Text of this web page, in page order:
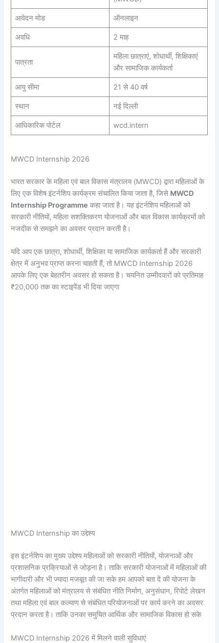
आवेदन मोड ऑनलाइन
अवधि 2 माह
पात्रता
महिला छात्राएं, शोधार्थी, शिक्षिकाएं
और सामाजिक कार्यकर्ता
आयु सीमा 21 से 40 वर्ष
स्थान नई दिल्ली
आधिकारिक पोर्टल wcd.intern
MWCD Internship 2026
भारत सरकार के महिला एवं बाल विकास मंत्रालय (MWCD) द्वारा महिलाओं के
लिए एक विशेष इंटर्नशिप कार्यक्रम संचालित किया जाता है, जिसे MWCD
Internship Programme कहा जाता है। यह इंटर्नशिप महिलाओं को
सरकारी नीतियों, महिला सशक्तिकरण योजनाओं और बाल विकास कार्यक्रमों को
नजदीक से समझने का अवसर प्रदान करती है।
यदि आप एक छात्रा, शोधार्थी, शिक्षिका या सामाजिक कार्यकर्ता हैं और सरकारी
क्षेत्र में अनुभव प्राप्त करना चाहती हैं, तो MWCD Internship 2026
आपके लिए एक बेहतरीन अवसर हो सकता है। चयनित उम्मीदवारों को प्रतिमाह
₹20,000 तक का स्टाइपेंड भी दिया जाएगा
MWCD Internship का उद्देश्य
इस इंटर्नशिप का मुख्य उद्देश्य महिलाओं को सरकारी नीतियों, योजनाओं और
प्रशासनिक प्रक्रियाओं से जोड़ना है। ताकि सरकारी योजनाओं में महिलाओं की
भागीदारी और भी ज्यादा मजबूत की जा सके हम आपको बता दें की योजना के
अंतर्गत महिलाओं को मंत्रालय से संबंधित नीति निर्माण, अनुसंधान, रिपोर्ट लेखन
तथा महिला एवं बाल कल्याण से संबंधित परियोजनाओं पर कार्य करने का अवसर
प्रदान करता है। ताकि उनका समुचित आर्थिक और सामाजिक विकास हो सके
MWCD Internship 2026 में मिलने वाली सुविधाएं